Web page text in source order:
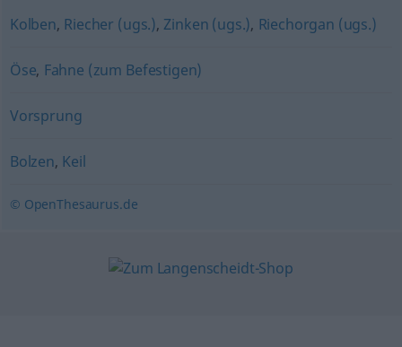
Kolben, Riecher (ugs.), Zinken (ugs.), Riechorgan (ugs.)
Öse, Fahne (zum Befestigen)
Vorsprung
Bolzen, Keil
© OpenThesaurus.de